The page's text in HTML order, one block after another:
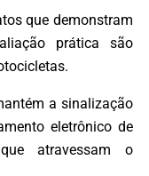
que demonstram
prática são
a sinalização
eletrônico de
atravessam o